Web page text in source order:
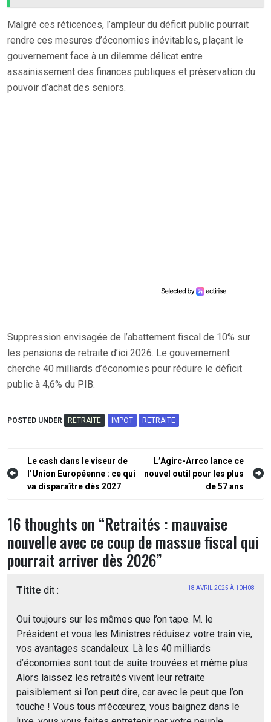
Malgré ces réticences, l’ampleur du déficit public pourrait
rendre ces mesures d’économies inévitables, plaçant le
gouvernement face à un dilemme délicat entre
assainissement des finances publiques et préservation du
pouvoir d’achat des seniors.
Suppression envisagée de l’abattement fiscal de 10% sur
les pensions de retraite d’ici 2026. Le gouvernement
cherche 40 milliards d’économies pour réduire le déficit
public à 4,6% du PIB.
POSTED UNDER RETRAITE IMPOT RETRAITE
Navigation
de
Le cash dans le viseur de
l’Union Européenne : ce qui
va disparaître dès 2027
L’Agirc-Arrco lance ce
nouvel outil pour les plus
de 57 ans
16 thoughts on “Retraités : mauvaise
nouvelle avec ce coup de massue fiscal qui
pourrait arriver dès 2026”
Titite dit : 18 AVRIL 2025 À 10H08
Oui toujours sur les mêmes que l’on tape. M. le
Président et vous les Ministres réduisez votre train vie,
vos avantages scandaleux. Là les 40 milliards
d’économies sont tout de suite trouvées et même plus.
Alors laissez les retraités vivent leur retraite
paisiblement si l’on peut dire, car avec le peut que l’on
touche ! Vous tous m’écœurez, vous baignez dans le